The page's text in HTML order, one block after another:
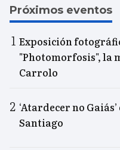
Próximos eventos
Exposición
"Photomorfosis", la
Carrolo
‘Atardecer no
Santiago